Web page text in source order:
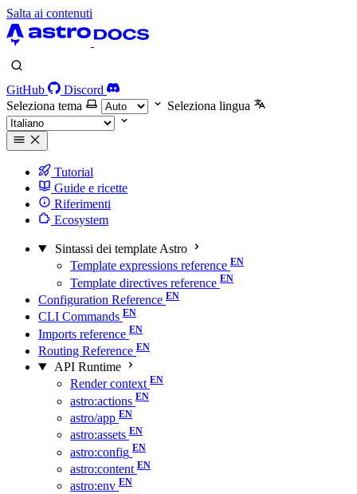
Salta ai contenuti
GitHub
Discord
Seleziona tema
Seleziona lingua
Tutorial
Guide e ricette
Riferimenti
Ecosystem
Sintassi dei template Astro
Template expressions reference
Template directives reference
Configuration Reference
CLI Commands
Imports reference
Routing Reference
API Runtime
Render context
astro:actions
astro/app
astro:assets
astro:config
astro:content
astro:env